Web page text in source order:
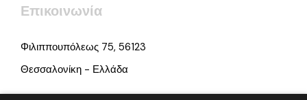
Επικοινωνία
Φιλιππουπόλεως 75, 56123
Θεσσαλονίκη - Ελλάδα